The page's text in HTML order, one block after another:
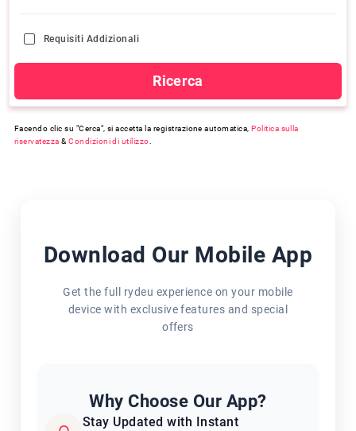
Requisiti Addizionali
Ricerca
Facendo clic su "Cerca", si accetta la registrazione automatica, Politica sulla
riservatezza &Condizioni di utilizzo
Download Our Mobile App
Get the full rydeu experience on your mobile
device with exclusive features and special
offers
Why Choose Our App?
Stay Updated with Instant